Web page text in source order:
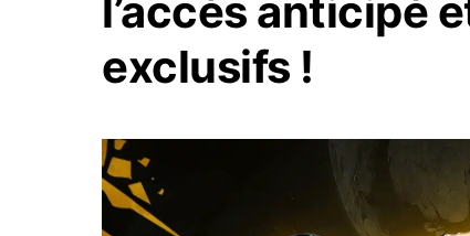
l’accès anticipé
exclusifs !